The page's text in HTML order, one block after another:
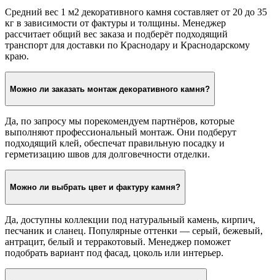
Средний вес 1 м2 декоративного камня составляет от 20 до 35
кг в зависимости от фактуры и толщины. Менеджер
рассчитает общий вес заказа и подберёт подходящий
транспорт для доставки по Краснодару и Краснодарскому
краю.
Можно ли заказать монтаж декоративного камня?
Да, по запросу мы порекомендуем партнёров, которые
выполняют профессиональный монтаж. Они подберут
подходящий клей, обеспечат правильную посадку и
герметизацию швов для долговечности отделки.
Можно ли выбрать цвет и фактуру камня?
Да, доступны коллекции под натуральный камень, кирпич,
песчаник и сланец. Популярные оттенки — серый, бежевый,
антрацит, белый и терракотовый. Менеджер поможет
подобрать вариант под фасад, цоколь или интерьер.